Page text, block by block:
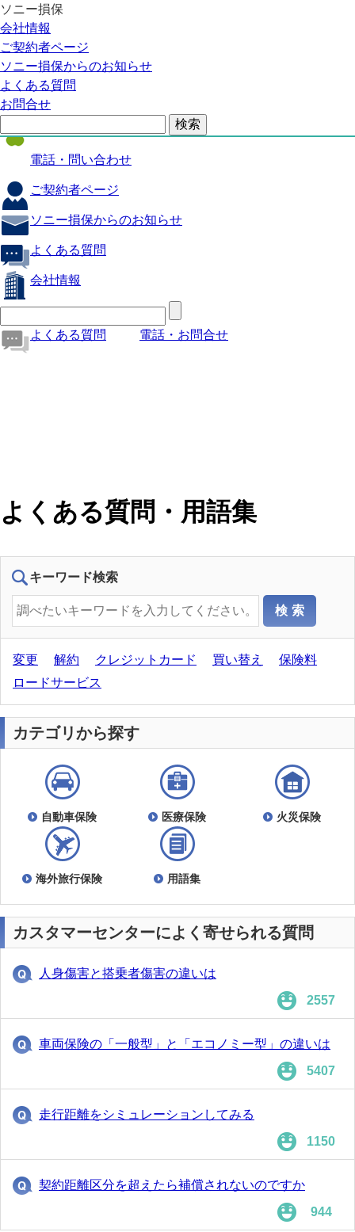
ソニー損保
会社情報
ご契約者ページ
ソニー損保からのお知らせ
よくある質問
お問合せ
自動車保険
医療保険
火災保険
海外旅行保険
電話・問い合わせ
ご契約者ページ
ソニー損保からのお知らせ
よくある質問
会社情報
よくある質問 電話・お問合せ
よくある質問・用語集
キーワード検索
変更 解約 クレジットカード 買い替え
保険料
ロードサービス
カテゴリから探す
自動車保険 医療保険 火災保険
海外旅行保険 用語集
カスタマーセンターによく寄せられる質問
人身傷害と搭乗者傷害の違いは
2557
車両保険の「一般型」と「エコノミー型」の違いは
5407
走行距離をシミュレーションしてみる
1150
契約距離区分を超えたら補償されないのですか
944